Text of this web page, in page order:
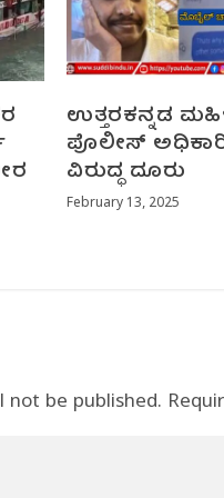
ಉತ್ತರಕನ್ನಡ
ಪೊಲೀಸ್
ವಿರುದ್ಧ ದೂರು
February 13, 2025
not be published.